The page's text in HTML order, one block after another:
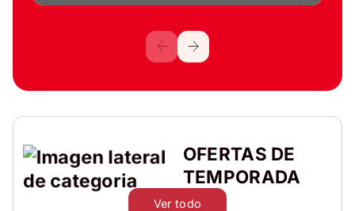
OFERTAS DE
TEMPORADA
Ver todo